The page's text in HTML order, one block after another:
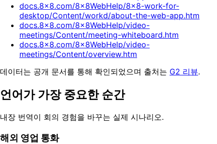
docs.8x8.com/8x8WebHelp/8x8-work-for-
desktop/Content/workd/about-the-web-app.htm
docs.8x8.com/8x8WebHelp/video-
meetings/Content/meeting-whiteboard.htm
docs.8x8.com/8x8WebHelp/video-
meetings/Content/overview.htm
데이터는 공개 문서를 통해 확인되었으며 출처는 G2 리뷰.
언어가 가장 중요한 순간
내장 번역이 회의 경험을 바꾸는 실제 시나리오.
해외 영업 통화